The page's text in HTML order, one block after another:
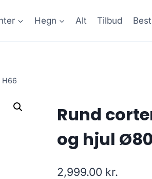
Hegn Alt Tilbud
H66
Rund
og hjul
2,999.00 kr.